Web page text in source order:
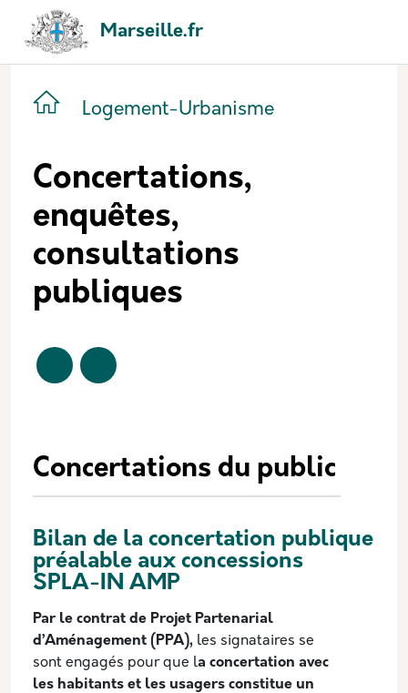
Marseille.fr
Navigation principale
Catégorie principale
IconeNom
Logement-Urbanisme
Concertations,
enquêtes,
consultations
publiques
Concertations du public
Bilan de la concertation publique
préalable aux concessions
SPLA-IN AMP
Par le contrat de Projet Partenarial
d’Aménagement (PPA), les signataires se
sont engagés pour que la concertation avec
les habitants et les usagers constitue un
Panneau de gestion des cookies